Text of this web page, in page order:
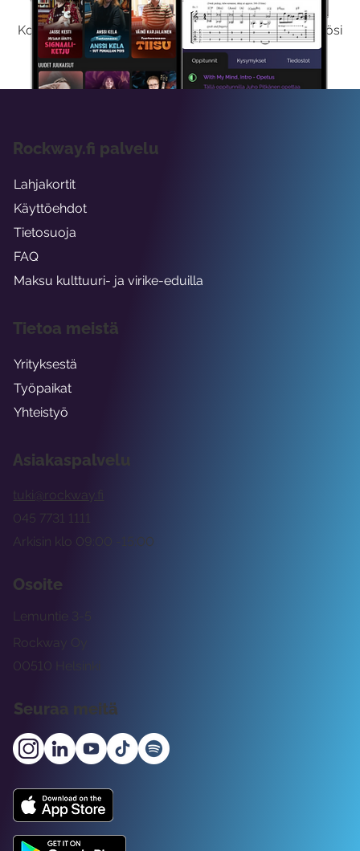
Kokeilemalla ilmaiseksi saat koko sisältömme käyttöösi
viikon ajaksi.
Asiakaspalvelu
tuki@rockway.fi
Arkisin klo 09:00 -15:00
045 7731 1111
Osoite
Rockway Oy
Lemuntie 3-5
00510 Helsinki
Seuraa meitä
Rockway.fi palvelu
Lahjakortit
Käyttöehdot
Tietosuoja
FAQ
Maksu kulttuuri- ja virike-eduilla
Tietoa meistä
Yrityksestä
Työpaikat
Yhteistyö